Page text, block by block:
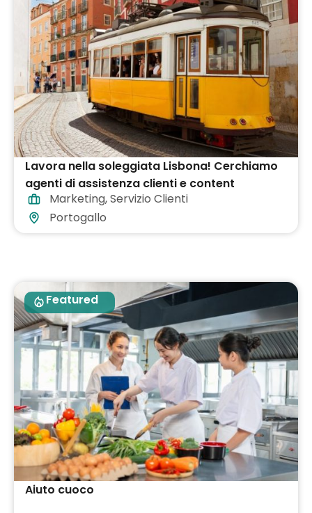
Lavora nella soleggiata Lisbona! Cerchiamo
agenti di assistenza clienti e content
moderators
Marketing,Servizio Clienti
Portogallo
Featured
Aiuto cuoco